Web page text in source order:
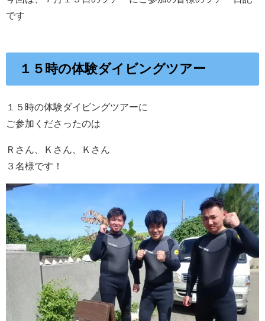
です
１５時の体験ダイビングツアー
１５時の体験ダイビングツアーに
ご参加くださったのは
Ｒさん、Ｋさん、Ｋさん
３名様です！